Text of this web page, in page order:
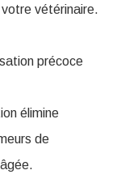
vétérinaire.
précoce
élimine
de